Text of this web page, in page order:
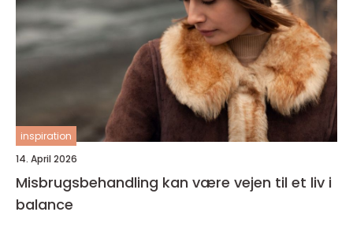
inspiration
14. April 2026
Misbrugsbehandling kan være vejen til et liv i
balance